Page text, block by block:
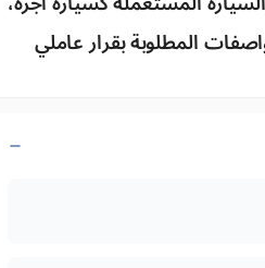
المطلوبة بقرار عاملي